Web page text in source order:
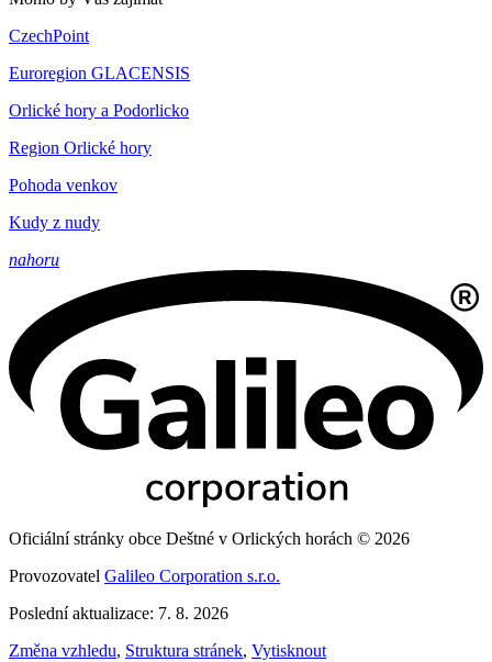
CzechPoint
Euroregion GLACENSIS
Orlické hory a Podorlicko
Region Orlické hory
Pohoda venkov
Kudy z nudy
nahoru
Oficiální stránky obce Deštné v Orlických horách © 2026
Provozovatel Galileo Corporation s.r.o.
Poslední aktualizace: 7. 8. 2026
Změna vzhledu, Struktura stránek, Vytisknout